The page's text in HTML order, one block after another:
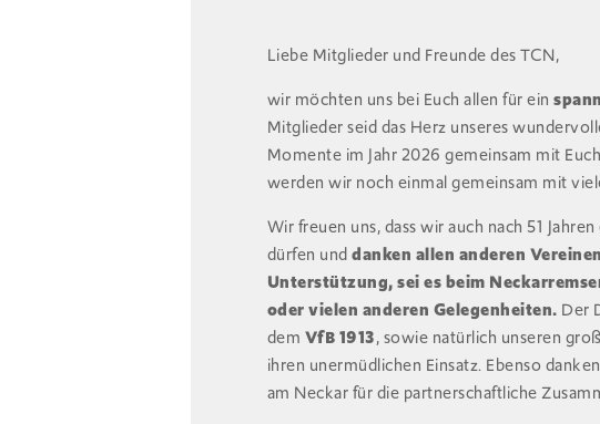
Liebe Mitglieder und Freunde des TCN,
wir möchten uns bei Euch allen für ein
Mitglieder seid das Herz unseres
Momente im Jahr 2026 gemeinsam mit
werden wir noch einmal gemeinsam mit
Wir freuen uns, dass wir auch nach 51
dürfen unddanken allen anderen
Unterstützung, sei es beim
oder vielen anderen Gelegenheiten. Der
dem VfB 1913, sowie natürlich unseren
ihren unermüdlichen Einsatz. Ebenso
am Neckar für die partnerschaftliche